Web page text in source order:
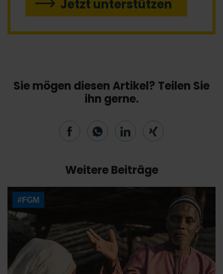
Jetzt unterstützen
Sie mögen diesen Artikel? Teilen Sie
ihn gerne.
Weitere Beiträge
#FGM